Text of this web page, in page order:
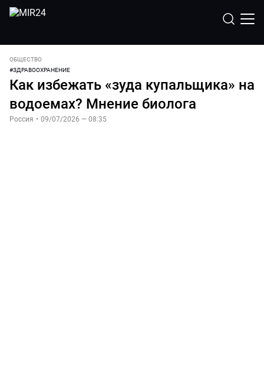
ОБЩЕСТВО
#ЗДРАВООХРАНЕНИЕ
Как избежать «зуда купальщика» на
водоемах? Мнение биолога
Россия • 09/07/2026 — 08:35